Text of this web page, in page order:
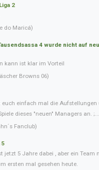
2
do Maricá)
4 wurde nicht auf
kann ist klar im Vorteil
Browns 06)
euch einfach mal die Aufstellungen
dieses "neuen" Managers an. ;...
Fanclub)
5
jetzt 5 Jahre dabei , aber ein Team
ersten mal gesehen heute.